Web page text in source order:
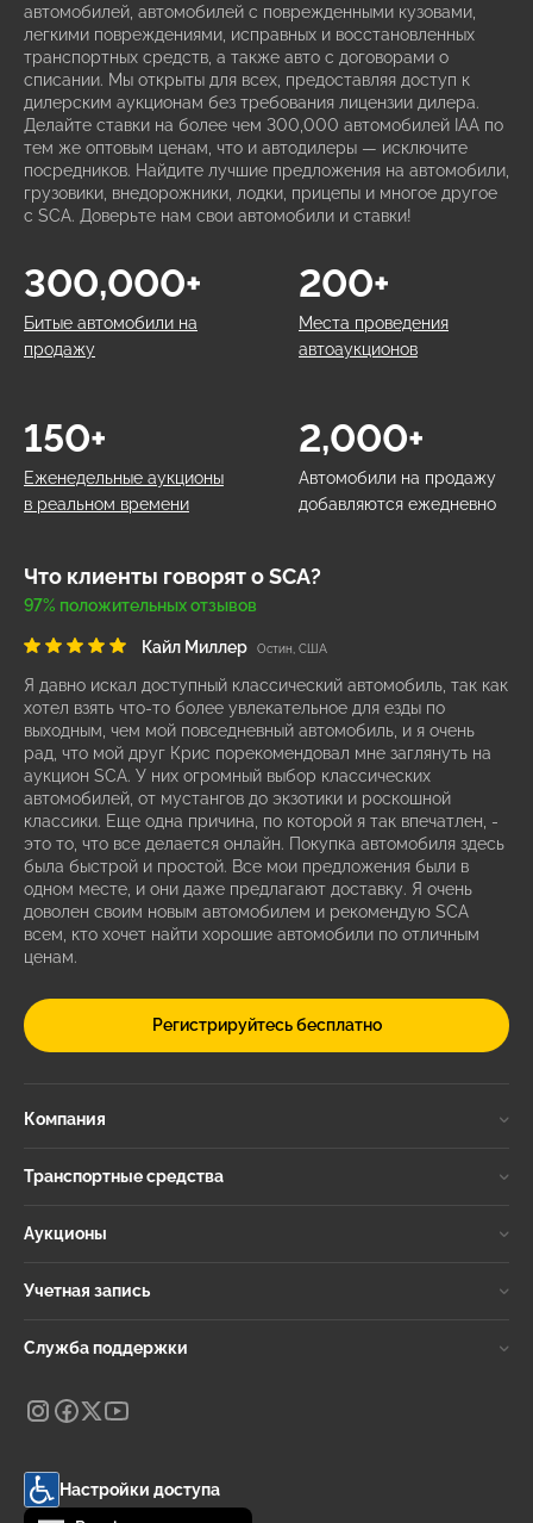
автомобилей, автомобилей с поврежденными кузовами,
легкими повреждениями, исправных и восстановленных
транспортных средств, а также авто с договорами о
списании. Мы открыты для всех, предоставляя доступ к
дилерским аукционам без требования лицензии дилера.
Делайте ставки на более чем 300,000 автомобилей IAA по
тем же оптовым ценам, что и автодилеры — исключите
посредников. Найдите лучшие предложения на автомобили,
грузовики, внедорожники, лодки, прицепы и многое другое
с SCA. Доверьте нам свои автомобили и ставки!
Битые автомобили на
продажу
300,000+
Места проведения
автоаукционов
200+
Еженедельные аукционы
в реальном времени
150+
Автомобили на продажу
добавляются ежедневно
2,000+
Что клиенты говорят о SCA?
97% положительных отзывов
Кайл Миллер Остин, США
Я давно искал доступный классический автомобиль, так как
хотел взять что-то более увлекательное для езды по
выходным, чем мой повседневный автомобиль, и я очень
рад, что мой друг Крис порекомендовал мне заглянуть на
аукцион SCA. У них огромный выбор классических
автомобилей, от мустангов до экзотики и роскошной
классики. Еще одна причина, по которой я так впечатлен, -
это то, что все делается онлайн. Покупка автомобиля здесь
была быстрой и простой. Все мои предложения были в
одном месте, и они даже предлагают доставку. Я очень
доволен своим новым автомобилем и рекомендую SCA
всем, кто хочет найти хорошие автомобили по отличным
ценам.
Регистрируйтесь бесплатно
Компания
Транспортные средства
Аукционы
Учетная запись
Служба поддержки
Настройки доступа